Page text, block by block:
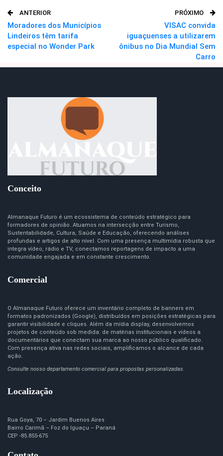
O email
ANTERIOR
Moradores dos Municípios
Lindeiros têm tarifa
especial no Wonder Park
PRÓXIMO
VISAC convida
iguaçuenses a utilizarem
ônibus no Dia Mundial Sem
Carro
Conceito
Almanaque Futuro é um ecossistema de conteúdo estratégico para
formadores de opinião. Atuamos na intersecção entre Turismo,
Sustentabilidade, Cultura, Saúde e Educação, oferecendo análises
profundas e artigos de alto nível. Com uma presença multimídia robusta que
integra vídeo, rádio e TV, conectamos reportagens de impacto a uma
comunidade engajada e em constante crescimento.
Comercial
O Almanaque Futuro oferece um inventário completo de banners em
formatos padronizados (Google), distribuídos em posições estratégicas para
garantir visibilidade e cliques. Além da mídia display, desenvolvemos
projetos de conteúdo sob medida: de matérias institucionais e vídeos a
documentários que conectam sua marca ao nosso público qualificado.
Com presença ativa nas redes sociais, amplificamos o alcance de cada
ação.
Consulte nosso departamento comercial para propostas personalizadas.
Localização
Rua Goya, 70 – Jardim Buenos Aires
Bairro Carimã – Foz do Iguaçu – Paraná
CEP -85.855-675